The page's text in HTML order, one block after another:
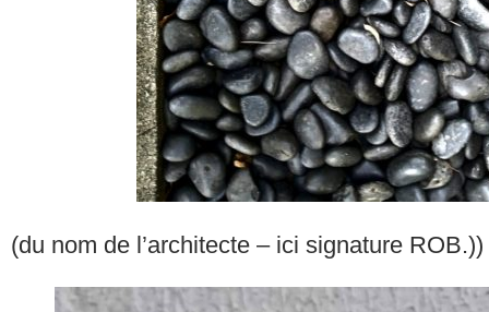
(du nom de l’architecte – ici signature ROB.))